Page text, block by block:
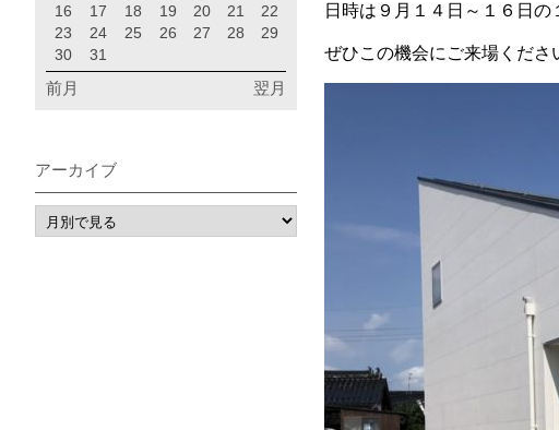
日時は９月１４日～１６日の
ぜひこの機会にご来場くださ
16
17 18 19 20 21
22
23
24 25 26 27 28
29
30
31
前月 翌月
アーカイブ